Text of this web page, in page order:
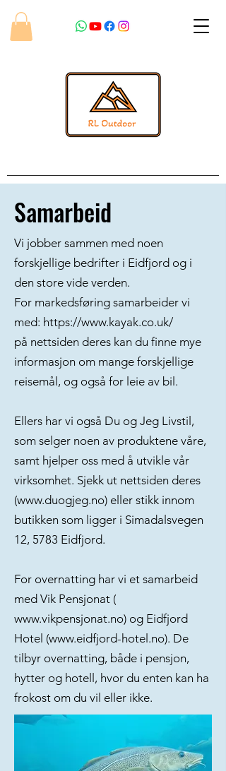
Samarbeid
Vi jobber sammen med noen
forskjellige bedrifter i Eidfjord og i
den store vide verden.
For markedsføring samarbeider vi
med: https://www.kayak.co.uk/
på nettsiden deres kan du finne mye
informasjon om mange forskjellige
reisemål, og også for leie av bil.
Ellers har vi også Du og Jeg Livstil,
som selger noen av produktene våre,
samt hjelper oss med å utvikle vår
virksomhet. Sjekk ut nettsiden deres
(www.duogjeg.no) eller stikk innom
butikken som ligger i Simadalsvegen
12, 5783 Eidfjord.
For overnatting har vi et samarbeid
med Vik Pensjonat (
www.vikpensjonat.no) og Eidfjord
Hotel (www.eidfjord-hotel.no). De
tilbyr overnatting, både i pensjon,
hytter og hotell, hvor du enten kan ha
frokost om du vil eller ikke.